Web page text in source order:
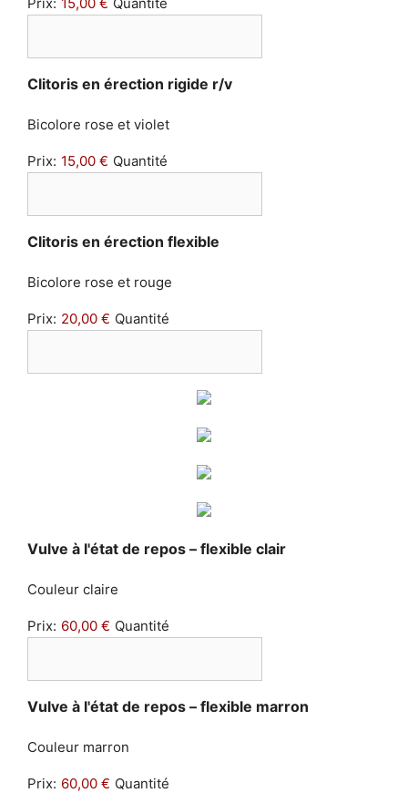
Clitoris en érection rigide r/vQuantité
Bicolore rose et violet
Prix: 15,00 € Quantité
Clitoris en érection flexible
Bicolore rose et rouge
Prix: 20,00 € Quantité
Vulve à l'état de repos – flexible clairQuantité
Couleur claire
Prix: 60,00 € Quantité
Vulve à l'état de repos – flexible marron
Couleur marron
Prix: 60,00 € Quantité